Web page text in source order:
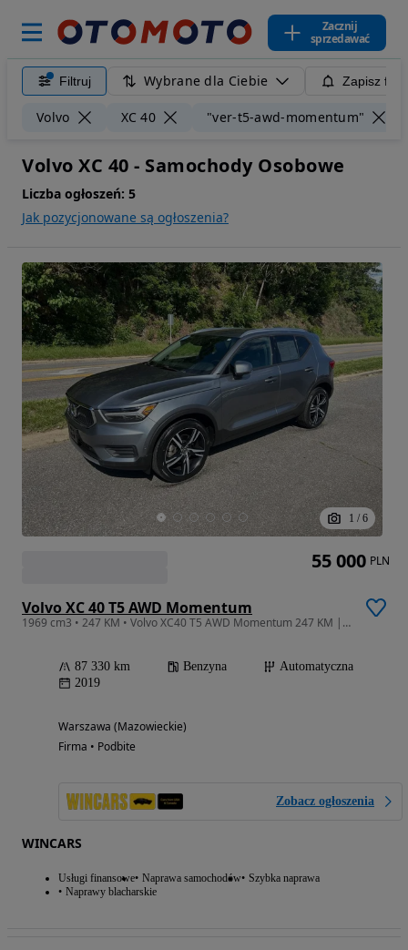
Zacznij
sprzedawać
Filtruj Wybrane dla Ciebie Zapisz
Volvo XC 40 "ver-t5-awd-momentum"
Volvo XC 40 - Samochody Osobowe
Liczba ogłoszeń: 5
Jak pozycjonowane są ogłoszenia?
1 / 6
Volvo XC 40 T5 AWD Momentum
1969 cm3 • 247 KM • Volvo XC40 T5 AWD Momentum 247 KM | 2019 | Automat |4x4| Bogata wersja
87 330 km Benzyna
Automatyczna
2019
Warszawa (Mazowieckie)
Firma • Podbite
Zobacz ogłoszenia
WINCARS
Usługi finansowe Naprawa samochodów Szybka naprawa
Naprawy blacharskie
55 000 PLN